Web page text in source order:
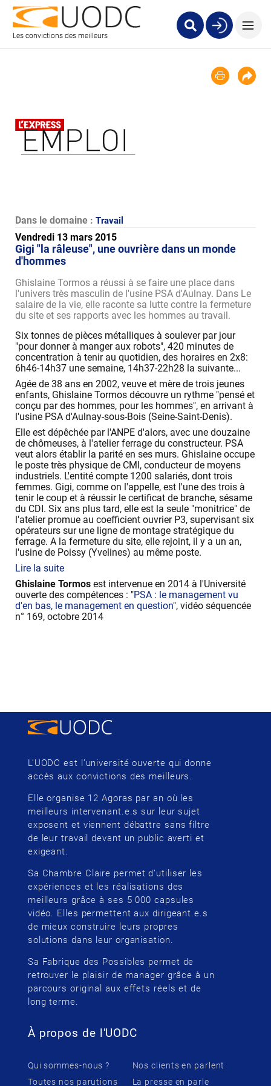
Les convictions des meilleurs
Dans le domaine : Travail
Vendredi 13 mars 2015
Gigi "la râleuse", une ouvrière dans un monde
d'hommes
Ghislaine Tormos a réussi à se faire une place dans
l'univers très masculin de l'usine PSA d'Aulnay. Dans Le
salaire de la vie, elle raconte sa lutte contre la fermeture
du site et ses rapports avec les hommes au travail.
Six tonnes de pièces métalliques à soulever par jour
"pour donner à manger aux robots", 420 minutes de
concentration à tenir au quotidien, des horaires en 2x8:
6h46-14h37 une semaine, 14h37-22h28 la suivante...
Agée de 38 ans en 2002, veuve et mère de trois jeunes
enfants, Ghislaine Tormos découvre un rythme "pensé et
conçu par des hommes, pour les hommes", en arrivant à
l'usine PSA d'Aulnay-sous-Bois (Seine-Saint-Denis).
Elle est dépêchée par l'ANPE d'alors, avec une douzaine
de chômeuses, à l'atelier ferrage du constructeur. PSA
veut alors établir la parité en ses murs. Ghislaine occupe
le poste très physique de CMI, conducteur de moyens
industriels. L'entité compte 1200 salariés, dont trois
femmes. Gigi, comme on l'appelle, est l'une des trois à
tenir le coup et à réussir le certificat de branche, sésame
du CDI. Six ans plus tard, elle est la seule "monitrice" de
l'atelier promue au coefficient ouvrier P3, supervisant six
opérateurs sur une ligne de montage stratégique du
ferrage. A la fermeture du site, elle rejoint, il y a un an,
l'usine de Poissy (Yvelines) au même poste.
Lire la suite
Ghislaine Tormos est intervenue en 2014 à l'Université
ouverte des compétences : "PSA : le management vu
d'en bas, le management en question",vidéo séquencée
n° 169, octobre 2014
L’UODC est l’université ouverte qui donne
accès aux convictions des meilleurs.
Elle organise 12 Agoras par an où les
meilleurs intervenant.e.s sur leur sujet
exposent et viennent débattre sans filtre
de leur travail devant un public averti et
exigeant.
Sa Chambre Claire permet d’utiliser les
expériences et les réalisations des
meilleurs grâce à ses 5 000 capsules
vidéo. Elles permettent aux dirigeant.e.s
de mieux construire leurs propres
solutions dans leur organisation.
Sa Fabrique des Possibles permet de
retrouver le plaisir de manager grâce à un
parcours original aux effets réels et de
long terme.
À propos de l'UODC
Qui sommes-nous ?
Toutes nos parutions
Nos clients en parlent
La presse en parle